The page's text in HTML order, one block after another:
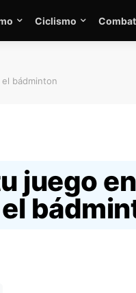
Ciclismo
bádminton
juego en